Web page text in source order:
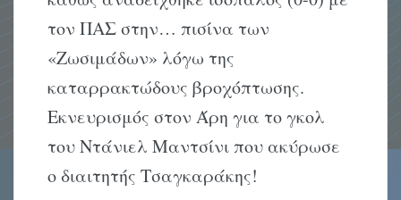
τον ΠΑΣ στην… πισίνα των
«Ζωσιμάδων» λόγω της
καταρρακτώδους βροχόπτωσης.
Εκνευρισμός στον Άρη για το γκολ
του Ντάνιελ Μαντσίνι που ακύρωσε
ο διαιτητής Τσαγκαράκης!